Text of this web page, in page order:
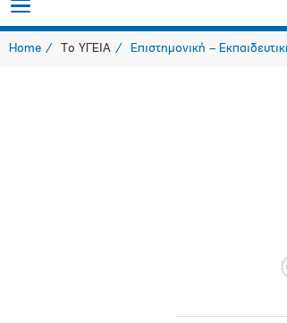
Home Το ΥΓΕΙΑ Επιστημονική –